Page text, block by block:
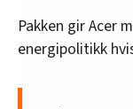
Pakken gir Acer
energipolitikk